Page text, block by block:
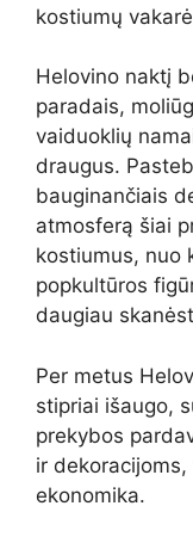
kostiumų
Helovino naktį
paradais,
vaiduoklių
draugus.
bauginančiais
atmosferą šiai
kostiumus, nuo
popkultūros
daugiau
Per metus
stipriai išaugo,
prekybos
ir
ekonomika.